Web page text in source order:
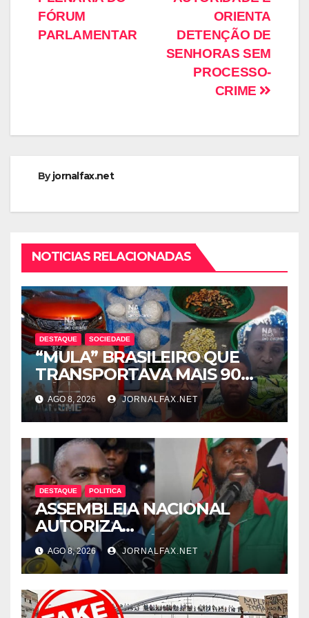
ORIENTA
DETENÇÃO DE
SENHORAS SEM
PROCESSO-
CRIME
FÓRUM
PARLAMENTAR
Byjornalfax.net
NOTICIAS RELACIONADAS
DESTAQUE SOCIEDADE
“MULA” BRASILEIRO QUE
TRANSPORTAVA MAIS 90
CÁPSULAS DE COCAÍNA
MORRE NO HOTEL EM
LUANDA
AGO 8, 2026 JORNALFAX.NET
DESTAQUE POLITICA
ASSEMBLEIA NACIONAL
AUTORIZA
INTERROGATÓRIO DE
ADRIANO SAPINALA NO
CASO “CAIXA TÉRMICA” E
CHIVUKUVUKU
AGO 8, 2026 JORNALFAX.NET